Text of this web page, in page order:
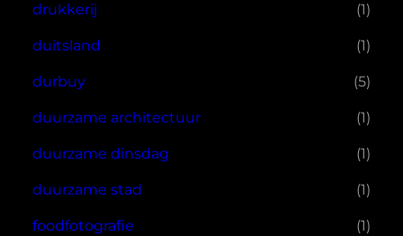
drukkerij (1)
duitsland (1)
durbuy (5)
duurzame architectuur (1)
duurzame dinsdag (1)
duurzame stad (1)
foodfotografie (1)